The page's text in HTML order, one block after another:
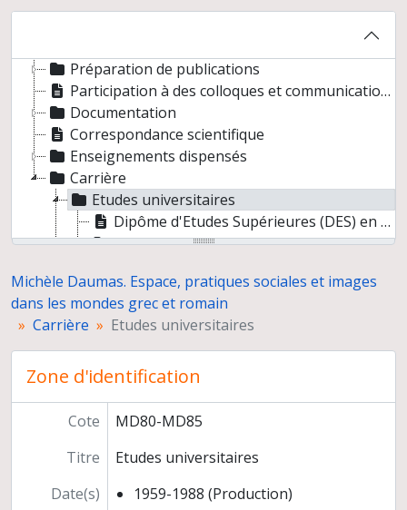
Préparation de publications
Participation à des colloques et communications
Documentation
Correspondance scientifique
Enseignements dispensés
Carrière
Etudes universitaires
Dipôme d'Etudes Supérieures (DES) en Lettres classiques
Thèse de 3e cycle « Quelques épisodes du cycle thébain. Textes et illustrations dans l'art grec », Université de Grenoble
Parcours dans l'enseignement supérieur
Michèle Daumas. Espace, pratiques sociales et images
dans les mondes grec et romain
Carrière
Etudes universitaires
Zone d'identification
Cote
MD80-MD85
Titre
Etudes universitaires
Date(s)
1959-1988 (Production)